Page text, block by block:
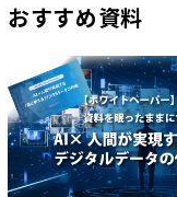
おすすめ資料